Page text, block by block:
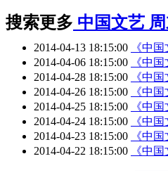
搜索更多 中国文艺
2014-04-13 18:15:00
《中
2014-04-06 18:15:00
《中
2014-04-28 18:15:00
《中
2014-04-26 18:15:00
《中
2014-04-25 18:15:00
《中
2014-04-24 18:15:00
《中
2014-04-23 18:15:00
《中
2014-04-22 18:15:00
《中